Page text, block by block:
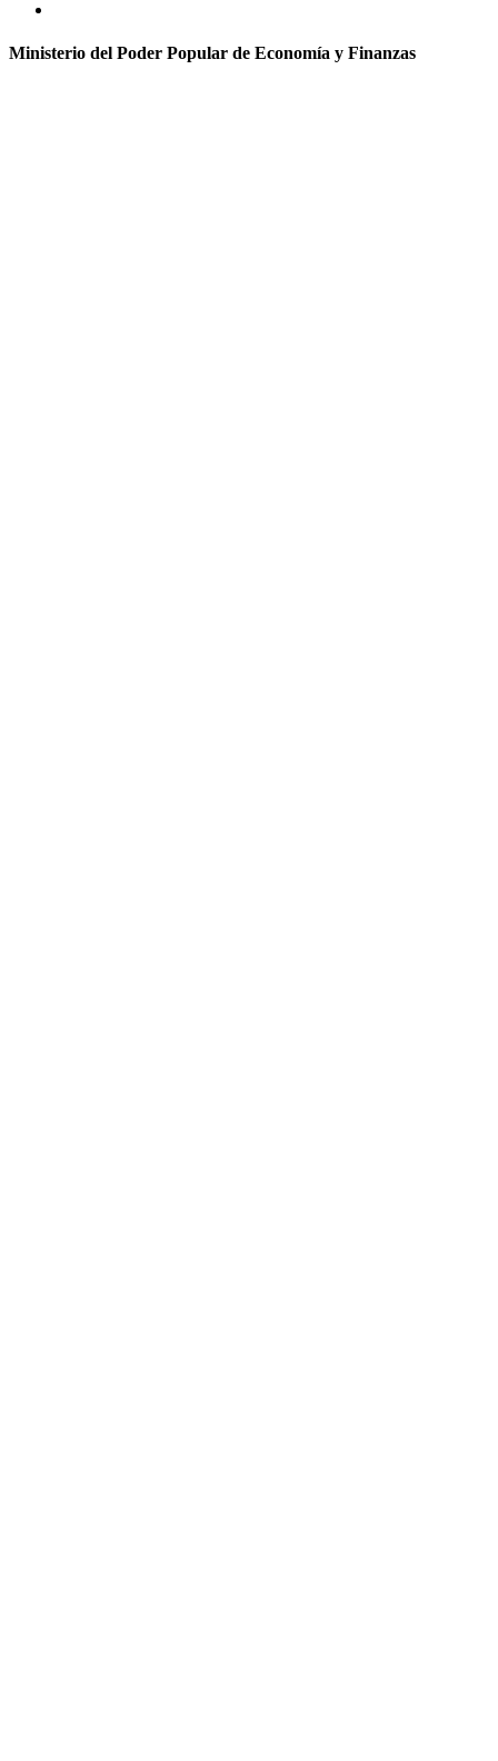
Ministerio del Poder Popular de Economía y Finanzas